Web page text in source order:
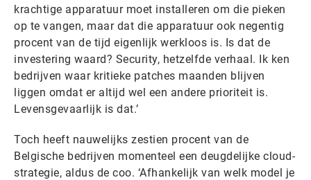
krachtige apparatuur moet installeren om die pieken
op te vangen, maar dat die apparatuur ook negentig
procent van de tijd eigenlijk werkloos is. Is dat de
investering waard? Security, hetzelfde verhaal. Ik ken
bedrijven waar kritieke patches maanden blijven
liggen omdat er altijd wel een andere prioriteit is.
Levensgevaarlijk is dat.’
Toch heeft nauwelijks zestien procent van de
Belgische bedrijven momenteel een deugdelijke cloud-
strategie, aldus de coo. ‘Afhankelijk van welk model je